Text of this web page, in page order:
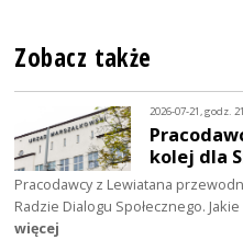
Zobacz także
2026-07-21, godz.
kolej dla
Pracodawcy z Lewiatana
Radzie Dialogu Społecznego.
więcej